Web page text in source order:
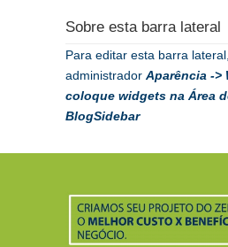
Sobre esta barra lateral
Para editar esta barra
administrador Aparência ->
coloque widgets na Área
BlogSidebar